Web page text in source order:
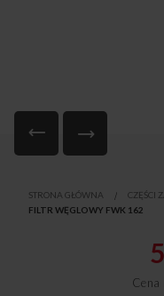
początek
STRONA GŁÓWNA CZĘŚCI
FILTR WĘGLOWY FWK 162
Cena